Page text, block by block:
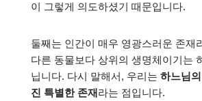
이 그렇게 의도하셨기 때문입니다.
둘째는 인간이 매우 영광스러운 존재
다른 동물보다 상위의 생명체이기는
닙니다. 다시 말해서, 우리는 하느님
진 특별한 존재라는 점입니다.